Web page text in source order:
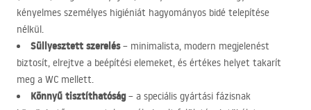
kényelmes személyes higiéniát hagyományos bidé telepítése
nélkül.
Süllyesztett szerelés– minimalista, modern megjelenést
biztosít, elrejtve a beépítési elemeket, és értékes helyet takarít
meg a WC mellett.
Könnyű tisztíthatóság– a speciális gyártási fázisnak